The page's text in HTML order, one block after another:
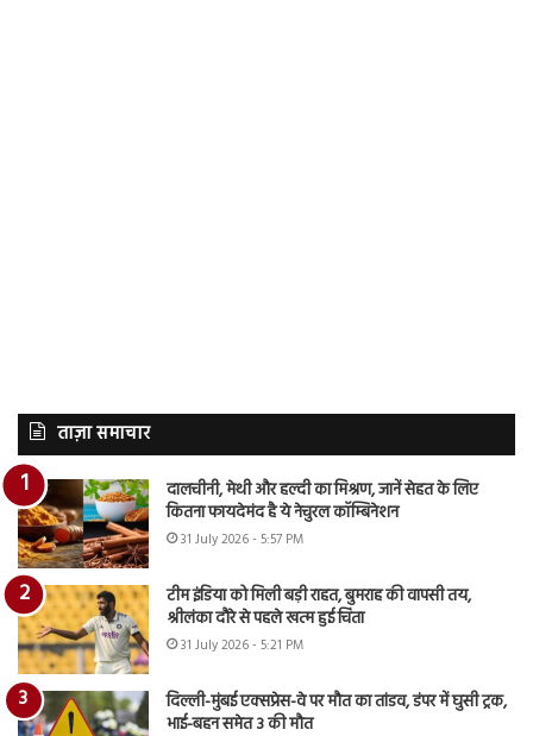
ताज़ा समाचार
दालचीनी, मेथी और हल्दी का मिश्रण, जानें सेहत के लिए
कितना फायदेमंद है ये नेचुरल कॉम्बिनेशन
31 July 2026 - 5:57 PM
टीम इंडिया को मिली बड़ी राहत, बुमराह की वापसी तय,
श्रीलंका दौरे से पहले खत्म हुई चिंता
31 July 2026 - 5:21 PM
दिल्ली-मुंबई एक्सप्रेस-वे पर मौत का तांडव, डंपर में घुसी ट्रक,
भाई-बहन समेत 3 की मौत